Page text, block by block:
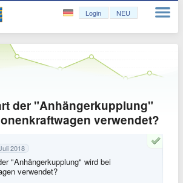
Login NEU
der "Anhängerkupplung"
verwendet?
2018
"Anhängerkupplung" wird bei
verwendet?